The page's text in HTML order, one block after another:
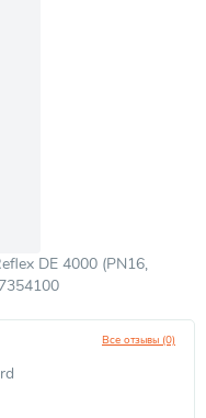
Все отзывы (0)